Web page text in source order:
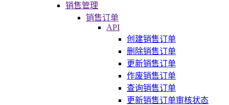
销售管理
销售订单
API
创建销售订单
删除销售订单
更新销售订单
作废销售订单
查询销售订单
更新销售订单审核状态